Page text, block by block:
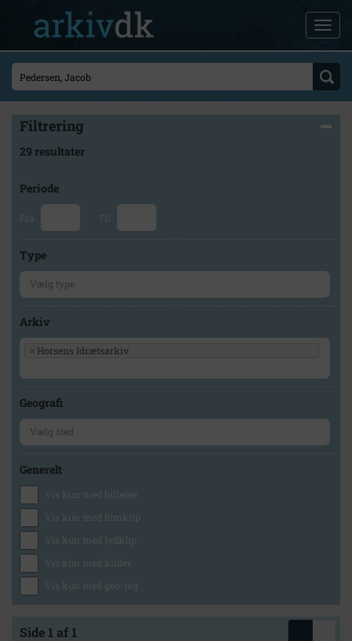
Filtrering
29 resultater
Periode
Fra Til
Type
Arkiv
× Horsens Idrætsarkiv
Geografi
Generelt
Vis kun med billeder
Vis kun med filmklip
Vis kun med lydklip
Vis kun med kilder
Vis kun med geo-tag
Side 1 af 1